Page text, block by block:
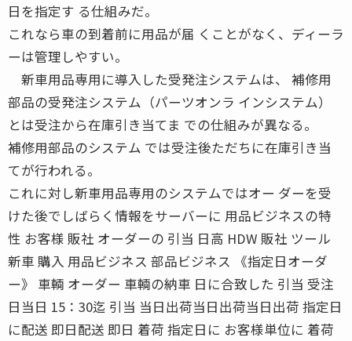
日を指定す る仕組みだ。
これなら車の到着前に用品が届 くことがなく、ディーラ
ーは管理しやすい。
新車用品専用に導入した受発注システムは、 補修用
部品の受発注システム（パーツオンラ インシステム）
とは受注から在庫引き当てま での仕組みが異なる。
補修用部品のシステム では受注後ただちに在庫引き当
てが行われる。
これに対し新車用品専用のシステムではオー ダーを受
けた後でしばらく情報をサーバーに 用品ビジネスの特
性 お客様 販社 オーダーの 引当 日高 HDW 販社 ツール
新車 購入 用品ビジネス 部品ビジネス 《指定日オーダ
ー》 車輌 オーダー 車輌の納車 日に合致した 引当 受注
日当日 15：30迄 引当 当日出荷当日出荷当日出荷 指定日
に配送 即日配送 即日 着荷 指定日に お客様単位に 着荷